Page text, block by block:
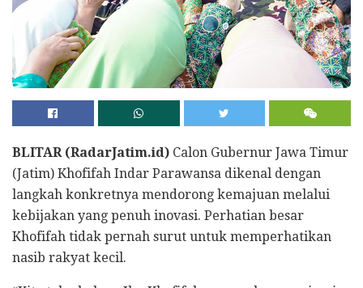
BLITAR (RadarJatim.id) Calon Gubernur Jawa Timur
(Jatim) Khofifah Indar Parawansa dikenal dengan
langkah konkretnya mendorong kemajuan melalui
kebijakan yang penuh inovasi. Perhatian besar
Khofifah tidak pernah surut untuk memperhatikan
nasib rakyat kecil.